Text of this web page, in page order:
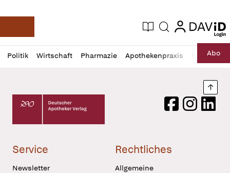
Deutsche Apotheker Zeitung
Aktuelle Ausgabe
Suche login
login
Politik Wirtschaft Pharmazie Apothekenpraxis RechtAbo
Profil
öffnen
Daz
Pur
Deutscher Apotheker Verlag Logo
FacebookInstagram
Service
Newsletter
Rechtliches
Allgemeine